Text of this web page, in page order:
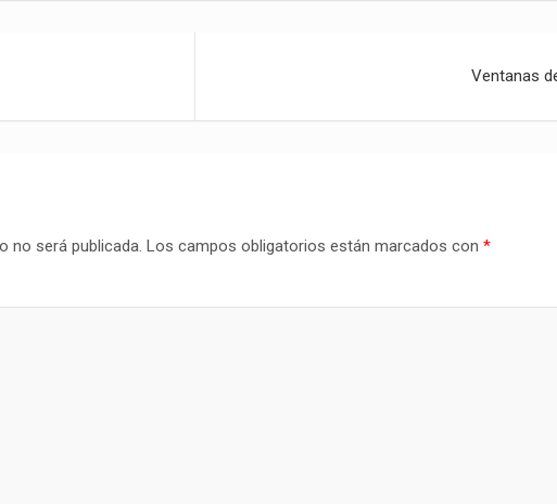
Ventanas
no será publicada. Los campos obligatorios están marcados con *